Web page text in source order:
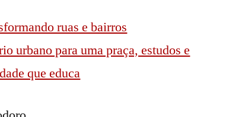
ruas e bairros
urbano para uma praça, estudos e
que educa